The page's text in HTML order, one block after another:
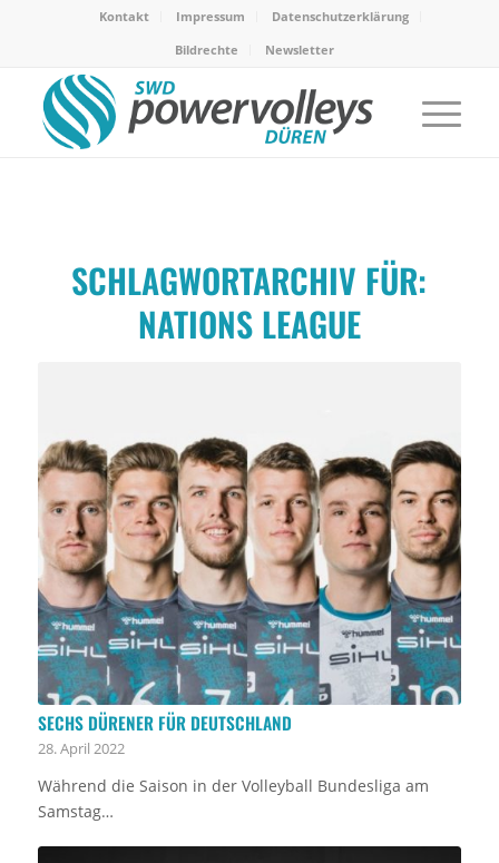
Kontakt Impressum
Datenschutzerklärung
Bildrechte
Newsletter
SCHLAGWORTARCHIV FÜR:
NATIONS LEAGUE
SECHS DÜRENER FÜR DEUTSCHLAND
28. April 2022
Während die Saison in der Volleyball Bundesliga am
Samstag…